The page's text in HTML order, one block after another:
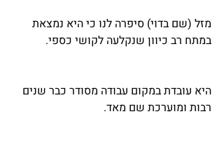
מזל (שם בדוי) סיפרה לנו כי היא נמצאת
במתח רב כיוון שנקלעה לקושי כספי.
היא עובדת במקום עבודה מסודר כבר שנים
רבות ומוערכת שם מאד.